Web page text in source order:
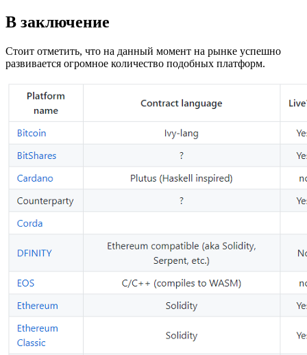
В заключение
Стоит отметить, что на данный момент на рынке успешно
развивается огромное количество подобных платформ.